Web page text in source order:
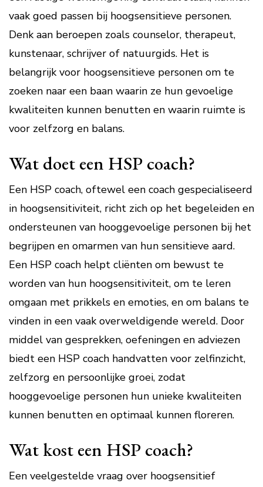
vaak goed passen bij hoogsensitieve personen.
Denk aan beroepen zoals counselor, therapeut,
kunstenaar, schrijver of natuurgids. Het is
belangrijk voor hoogsensitieve personen om te
zoeken naar een baan waarin ze hun gevoelige
kwaliteiten kunnen benutten en waarin ruimte is
voor zelfzorg en balans.
Wat doet een HSP coach?
Een HSP coach, oftewel een coach gespecialiseerd
in hoogsensitiviteit, richt zich op het begeleiden en
ondersteunen van hooggevoelige personen bij het
begrijpen en omarmen van hun sensitieve aard.
Een HSP coach helpt cliënten om bewust te
worden van hun hoogsensitiviteit, om te leren
omgaan met prikkels en emoties, en om balans te
vinden in een vaak overweldigende wereld. Door
middel van gesprekken, oefeningen en adviezen
biedt een HSP coach handvatten voor zelfinzicht,
zelfzorg en persoonlijke groei, zodat
hooggevoelige personen hun unieke kwaliteiten
kunnen benutten en optimaal kunnen floreren.
Wat kost een HSP coach?
Een veelgestelde vraag over hoogsensitief